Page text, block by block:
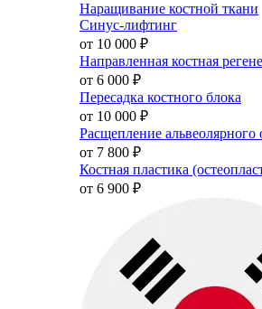
Наращивание костной ткани
Синус-лифтинг
от 10 000 ₽
Направленная костная
от 6 000 ₽
Пересадка костного блока
от 10 000 ₽
Расщепление альвеолярного
от 7 800 ₽
Костная пластика
от 6 900 ₽